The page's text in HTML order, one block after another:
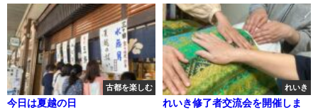
古都を楽しむ
今日は夏越の日
れいき
れいき修了者交流会を開催しま